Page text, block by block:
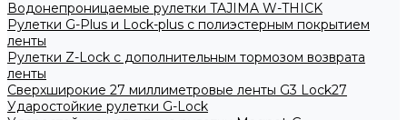
Водонепроницаемые рулетки TAJIMA W-THICK
Рулетки G-Plus и Lock-plus с полиэстерным покрытием
ленты
Рулетки Z-Lock с дополнительным тормозом возврата
ленты
Сверхширокие 27 миллиметровые ленты G3 Lock27
Ударостойкие рулетки G-Lock